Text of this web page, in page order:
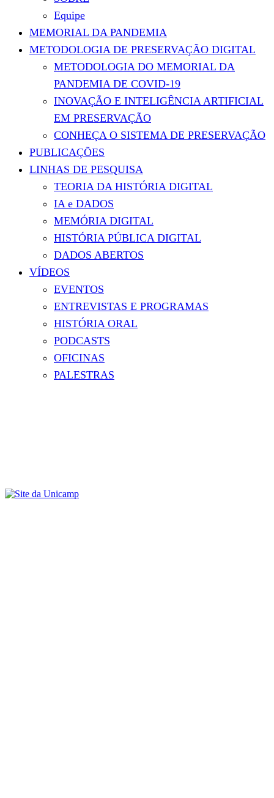
Equipe
MEMORIAL DA PANDEMIA
METODOLOGIA DE PRESERVAÇÃO DIGITAL
METODOLOGIA DO MEMORIAL DA
PANDEMIA DE COVID-19
INOVAÇÃO E INTELIGÊNCIA ARTIFICIAL
EM PRESERVAÇÃO
CONHEÇA O SISTEMA DE PRESERVAÇÃO
PUBLICAÇÕES
LINHAS DE PESQUISA
TEORIA DA HISTÓRIA DIGITAL
IA e DADOS
MEMÓRIA DIGITAL
HISTÓRIA PÚBLICA DIGITAL
DADOS ABERTOS
VÍDEOS
EVENTOS
ENTREVISTAS E PROGRAMAS
HISTÓRIA ORAL
PODCASTS
OFICINAS
PALESTRAS